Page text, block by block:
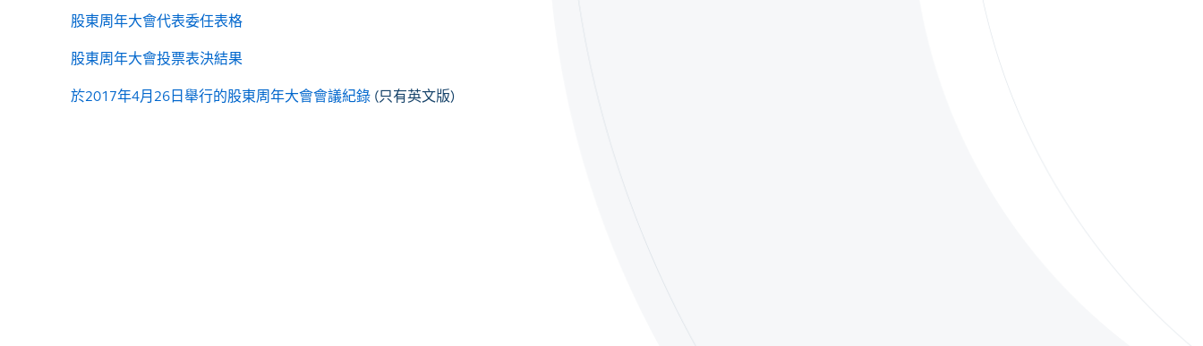
股東周年大會代表委任表格
股東周年大會投票表決結果
於2017年4月26日舉行的股東周年大會會議紀錄 (只有英文版)